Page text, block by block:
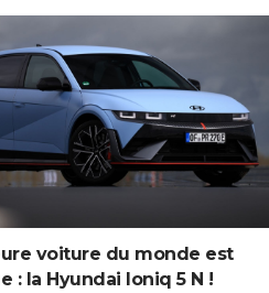
voiture du monde est
: la Hyundai Ioniq 5 N !